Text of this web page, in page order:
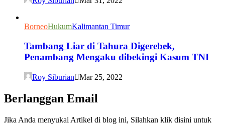
BorneoHukumKalimantan Timur
Tambang Liar di Tahura Digerebek,
Penambang Mengaku dibekingi Kasum TNI
Roy Siburian Mar 25, 2022
Berlanggan Email
Jika Anda menyukai Artikel di blog ini, Silahkan klik disini untuk